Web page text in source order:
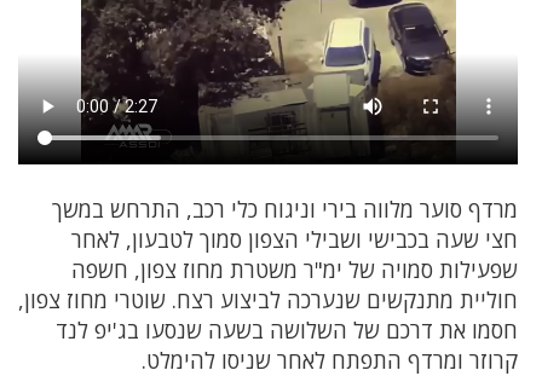
מרדף סוער מלווה בירי וניגוח כלי רכב, התרחש במשך
חצי שעה בכבישי ושבילי הצפון סמוך לטבעון, לאחר
שפעילות סמויה של ימ"ר משטרת מחוז צפון, חשפה
חוליית מתנקשים שנערכה לביצוע רצח. שוטרי מחוז צפון,
חסמו את דרכם של השלושה בשעה שנסעו בג'יפ לנד
קרוזר ומרדף התפתח לאחר שניסו להימלט.